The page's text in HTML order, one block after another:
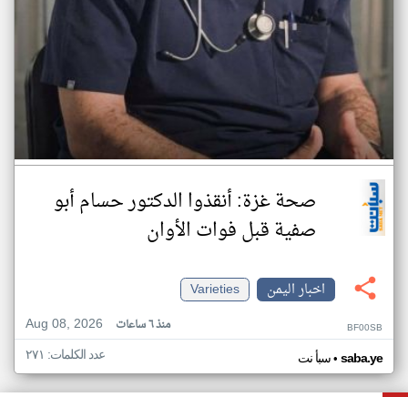
صحة غزة: أنقذوا الدكتور حسام أبو
صفية قبل فوات الأوان
اخبار اليمن
Varieties
Aug 08, 2026
منذ ٦ ساعات BF00SB
سبأ نت• saba.ye عدد الكلمات: ٢٧١